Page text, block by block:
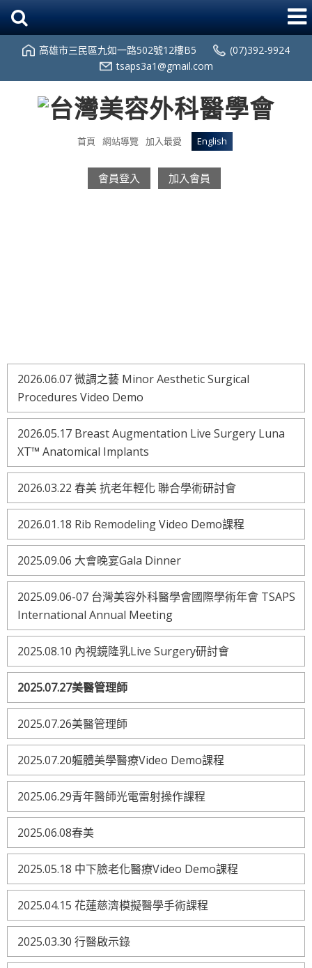
高雄市三民區九如一路502號12樓B5
(07)392-9924
tsaps3a1@gmail.com
首頁 網站導覽 加入最愛 English
會員登入 加入會員
2026.06.07 微調之藝 Minor Aesthetic Surgical
Procedures Video Demo
2026.05.17 Breast Augmentation Live Surgery Luna
XT™ Anatomical Implants
2026.03.22 春美 抗老年輕化 聯合學術研討會
2026.01.18 Rib Remodeling Video Demo課程
2025.09.06 大會晚宴Gala Dinner
2025.09.06-07 台灣美容外科醫學會國際學術年會 TSAPS
International Annual Meeting
2025.08.10 內視鏡隆乳Live Surgery研討會
2025.07.27美醫管理師
2025.07.26美醫管理師
2025.07.20軀體美學醫療Video Demo課程
2025.06.29青年醫師光電雷射操作課程
2025.06.08春美
2025.05.18 中下臉老化醫療Video Demo課程
2025.04.15 花蓮慈濟模擬醫學手術課程
2025.03.30 行醫啟示錄